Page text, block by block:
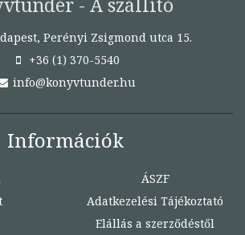
Perényi Zsigmond utca 15.
+36 (1) 370-5540
info@konyvtunder.hu
Információk
ÁSZF
Adatkezelési Tájékoztató
Elállás a szerződéstől